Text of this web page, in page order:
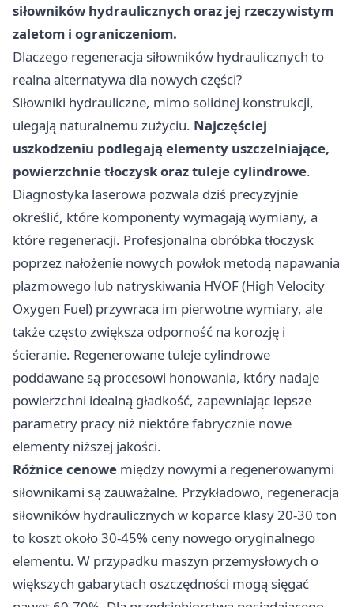
siłowników hydraulicznych oraz jej rzeczywistym
zaletom i ograniczeniom.
Dlaczego regeneracja siłowników hydraulicznych to
realna alternatywa dla nowych części?
Siłowniki hydrauliczne, mimo solidnej konstrukcji,
ulegają naturalnemu zużyciu. Najczęściej
uszkodzeniu podlegają elementy uszczelniające,
powierzchnie tłoczysk oraz tuleje cylindrowe.
Diagnostyka laserowa pozwala dziś precyzyjnie
określić, które komponenty wymagają wymiany, a
które regeneracji. Profesjonalna obróbka tłoczysk
poprzez nałożenie nowych powłok metodą napawania
plazmowego lub natryskiwania HVOF (High Velocity
Oxygen Fuel) przywraca im pierwotne wymiary, ale
także często zwiększa odporność na korozję i
ścieranie. Regenerowane tuleje cylindrowe
poddawane są procesowi honowania, który nadaje
powierzchni idealną gładkość, zapewniając lepsze
parametry pracy niż niektóre fabrycznie nowe
elementy niższej jakości.
Różnice cenowe między nowymi a regenerowanymi
siłownikami są zauważalne. Przykładowo, regeneracja
siłowników hydraulicznych w koparce klasy 20-30 ton
to koszt około 30-45% ceny nowego oryginalnego
elementu. W przypadku maszyn przemysłowych o
większych gabarytach oszczędności mogą sięgać